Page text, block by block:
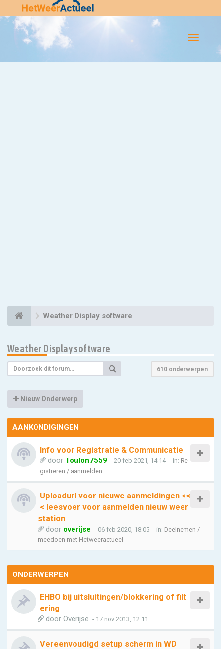
Flip-
Weather Display software
Weather Display software
610 onderwerpen
Nieuw Onderwerp
AANKONDIGINGEN
Info voor Registratie & Communicatie
door Toulon7559 - 20 feb 2021, 14:14 - in: Re
gistreren / aanmelden
Uploadurl voor nieuwe aanmeldingen <<
< leesvoer voor aanmelden nieuw weer
station
door overijse - 06 feb 2020, 18:05 - in: Deelnemen /
meedoen met Hetweeractueel
ONDERWERPEN
EHBO bij uitsluitingen/blokkering of filt
ering
door Overijse - 17 nov 2013, 12:11
Vereenvoudigd setup scherm in WD